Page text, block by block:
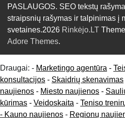
PASLAUGOS. SEO tekstų
straipsnių rašymas ir talpinimas į
svetaines.2026 Rinkėjo.LT
Adore Themes.
Draugai: - Marketingo agentūra -
konsultacijos - Skaidrių skenavimas
naujienos - Miesto naujienos -
kūrimas - Veidoskaita - Teniso
- Kauno naujienos - Regionų